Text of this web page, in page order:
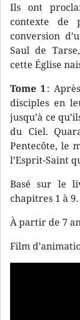
Ils ont
contexte de
conversion
Saul de
cette Église
Tome 1:
disciples en
jusqu’à ce
du Ciel.
Pentecôte, le
l’Esprit-Saint
Basé sur le
chapitres 1 à 9.
À partir de 7
Film